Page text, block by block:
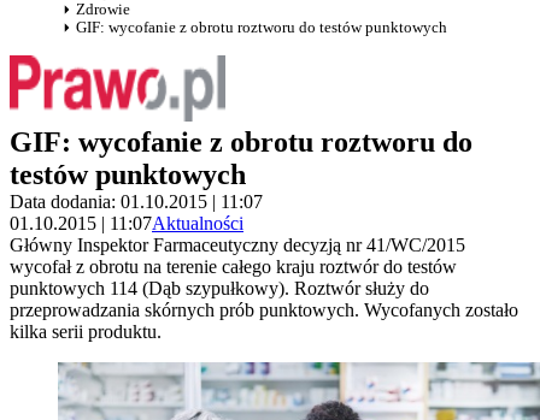
Zdrowie
GIF: wycofanie z obrotu roztworu do testów punktowych
GIF: wycofanie z obrotu roztworu do
testów punktowych
Data dodania: 01.10.2015 | 11:07
01.10.2015 | 11:07Aktualności
Główny Inspektor Farmaceutyczny decyzją nr 41/WC/2015
wycofał z obrotu na terenie całego kraju roztwór do testów
punktowych 114 (Dąb szypułkowy). Roztwór służy do
przeprowadzania skórnych prób punktowych. Wycofanych zostało
kilka serii produktu.